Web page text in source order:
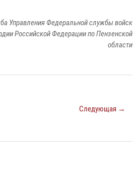
Управления Федеральной службы войск
Российской Федерации по Пензенской
области
Следующая →